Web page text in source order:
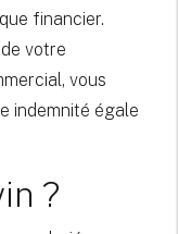
financier.
votre
vous
indemnité égale
?